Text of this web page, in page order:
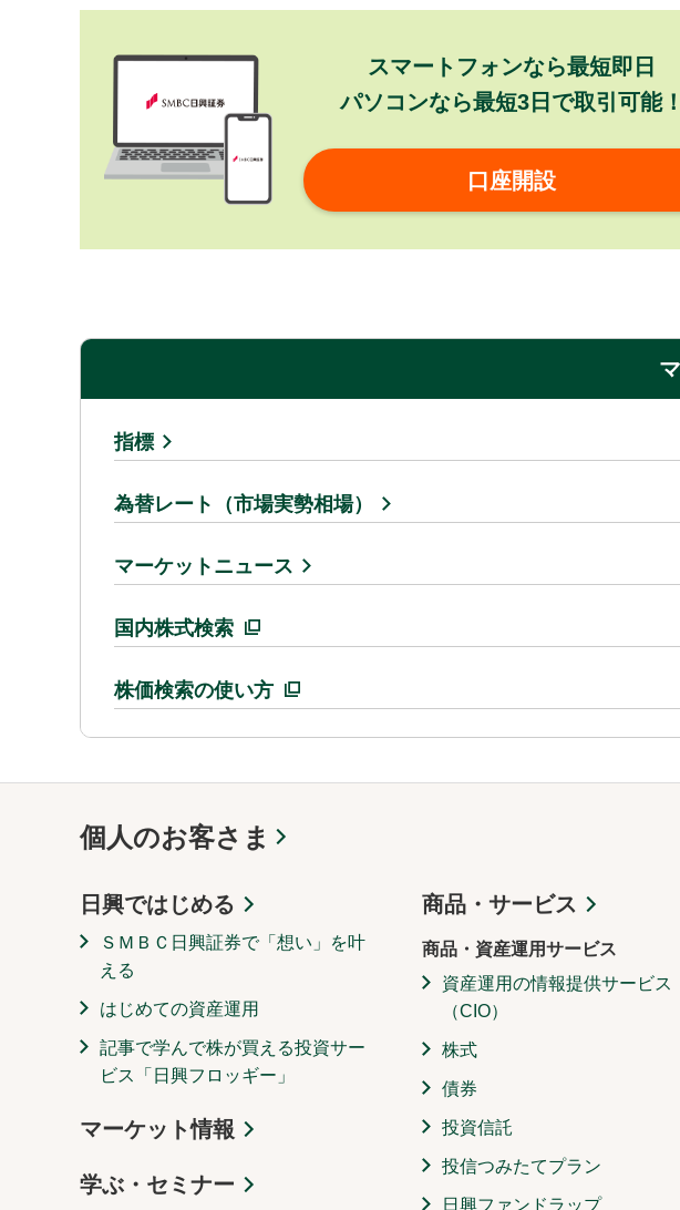
スマートフォンなら最短即日
パソコンなら最短3日で取引可能！
口座開設
指標
為替レート（市場実勢相場）
マーケットニュース
国内株式検索
株価検索の使い方
個人のお客さま
日興ではじめる
ＳＭＢＣ日興証券で「想い」を叶
える
はじめての資産運用
記事で学んで株が買える投資サー
ビス「日興フロッギー」
マーケット情報
学ぶ・セミナー
商品・サービス
商品・資産運用サービス
資産運用の情報提供サービス
（CIO）
株式
債券
投資信託
投信つみたてプラン
日興ファンドラップ